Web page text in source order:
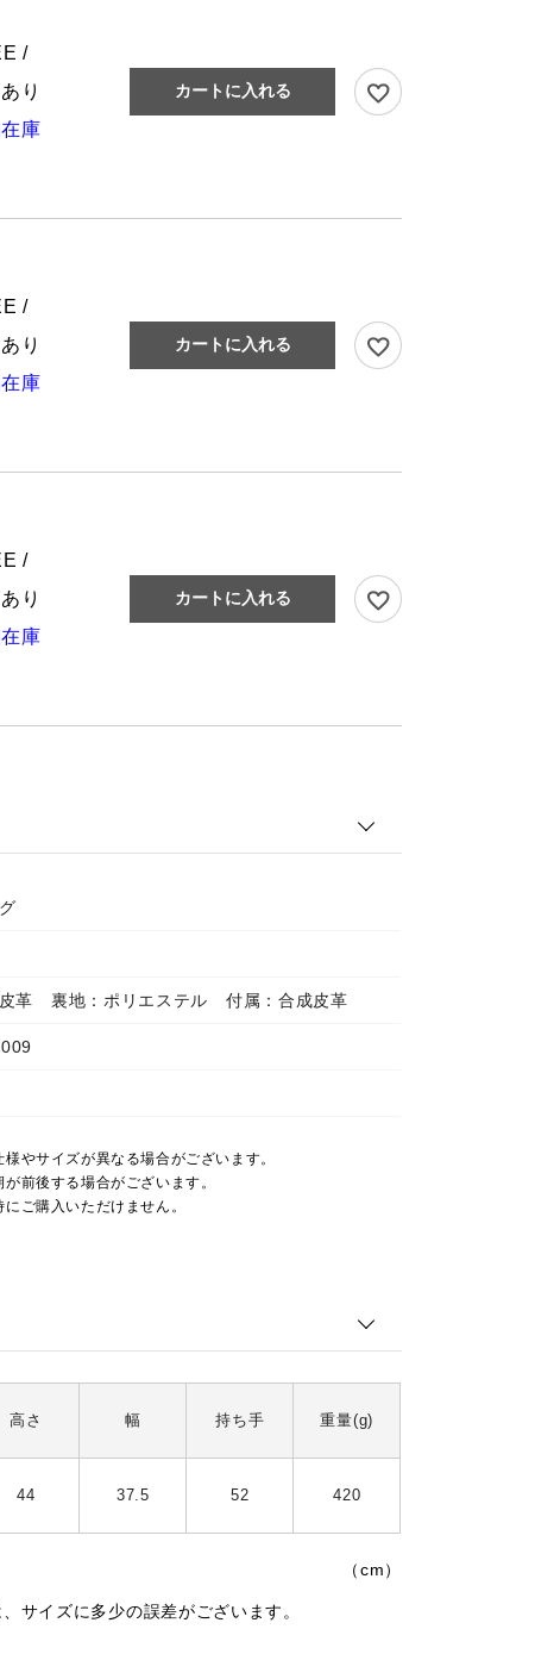
/
り
庫
カートに入れる
/
り
庫
カートに入れる
/
り
庫
カートに入れる
革 裏地：ポリエステル 付属：合成皮革
やサイズが異なる場合がございます。
前後する場合がございます。
ご購入いただけません。
高さ 幅 持ち手 重量(g)
44 37.5 52 420
（cm）
サイズに多少の誤差がございます。